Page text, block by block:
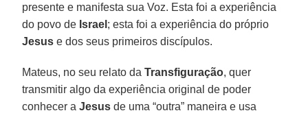
presente e manifesta sua Voz. Esta foi a experiência
do povo de Israel ; esta foi a experiência do próprio
Jesus e dos seus primeiros discípulos.
Mateus, no seu relato daTransfiguração, quer
transmitir algo da experiência original de poder
conhecer aJesus de uma “outra” maneira e usa